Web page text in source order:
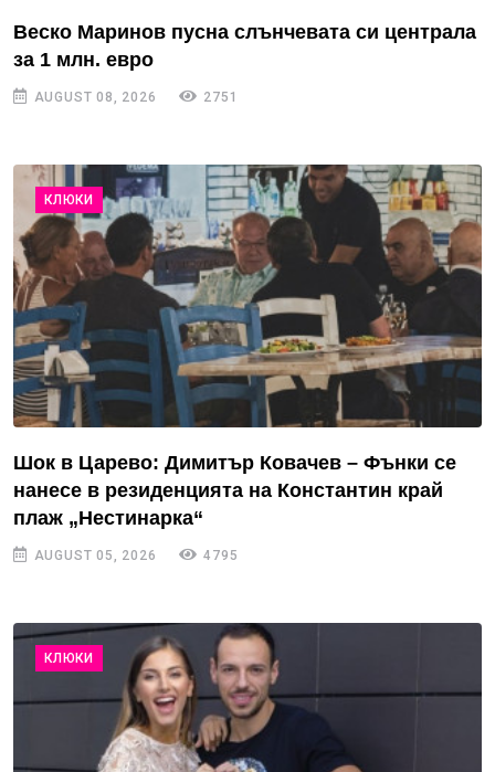
Веско Маринов пусна слънчевата си централа
за 1 млн. евро
AUGUST 08, 2026 2751
КЛЮКИ
Шок в Царево: Димитър Ковачев – Фънки се
нанесе в резиденцията на Константин край
плаж „Нестинарка“
AUGUST 05, 2026 4795
КЛЮКИ